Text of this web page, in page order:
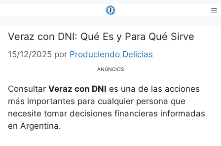
contenido
Veraz con DNI: Qué Es y Para Qué Sirve
15/12/2025 por Produciendo Delicias
ANÚNCIOS
Consultar Veraz con DNI es una de las acciones
más importantes para cualquier persona que
necesite tomar decisiones financieras informadas
en Argentina.